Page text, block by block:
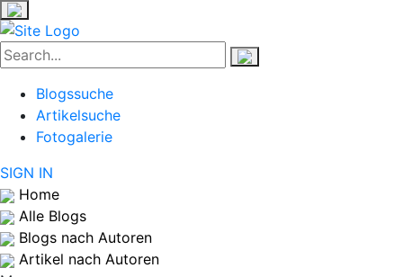
Blogssuche
Artikelsuche
Fotogalerie
SIGN IN
Home
Alle Blogs
Blogs nach Autoren
Artikel nach Autoren